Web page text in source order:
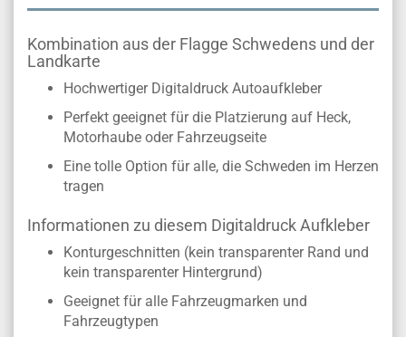
Kombination aus der Flagge Schwedens und der
Landkarte
Hochwertiger Digitaldruck Autoaufkleber
Perfekt geeignet für die Platzierung auf Heck,
Motorhaube oder Fahrzeugseite
Eine tolle Option für alle, die Schweden im Herzen
tragen
Informationen zu diesem Digitaldruck Aufkleber
Konturgeschnitten (kein transparenter Rand und
kein transparenter Hintergrund)
Geeignet für alle Fahrzeugmarken und
Fahrzeugtypen